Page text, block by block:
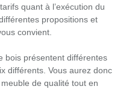
quant à l’exécution du
propositions et
convient.
bois présentent différentes
différents. Vous aurez donc
de qualité tout en